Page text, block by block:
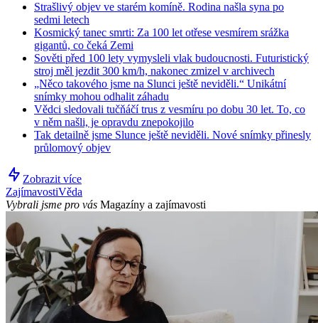
Strašlivý objev ve starém komíně. Rodina našla syna po
sedmi letech
Kosmický tanec smrti: Za 100 let otřese vesmírem srážka
gigantů, co čeká Zemi
Sověti před 100 lety vymysleli vlak budoucnosti. Futuristický
stroj měl jezdit 300 km/h, nakonec zmizel v archivech
„Něco takového jsme na Slunci ještě neviděli.“ Unikátní
snímky mohou odhalit záhadu
Vědci sledovali tučňáčí trus z vesmíru po dobu 30 let. To, co
v něm našli, je opravdu znepokojilo
Tak detailně jsme Slunce ještě neviděli. Nové snímky přinesly
průlomový objev
Zobrazit více
ZajímavostiVěda
Vybrali jsme pro vás Magazíny a zajímavosti